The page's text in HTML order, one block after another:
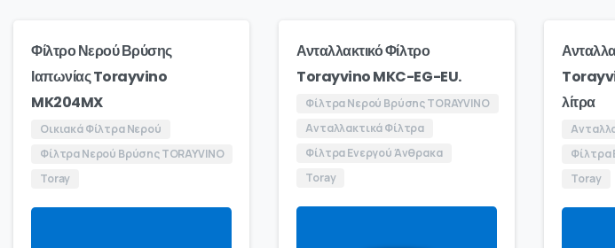
Φίλτρο Νερού Βρύσης
Ιαπωνίας Torayvino
MK204MX
Οικιακά Φίλτρα Νερού
Φίλτρα Νερού Βρύσης TORAYVINO
Toray
Ανταλλακτικό Φίλτρο
Torayvino MKC-EG-EU.
Φίλτρα Νερού Βρύσης TORAYVINO
Ανταλλακτικά Φίλτρα
Φίλτρα Ενεργού Άνθρακα
Toray
λίτρα
Φίλτρα
Toray